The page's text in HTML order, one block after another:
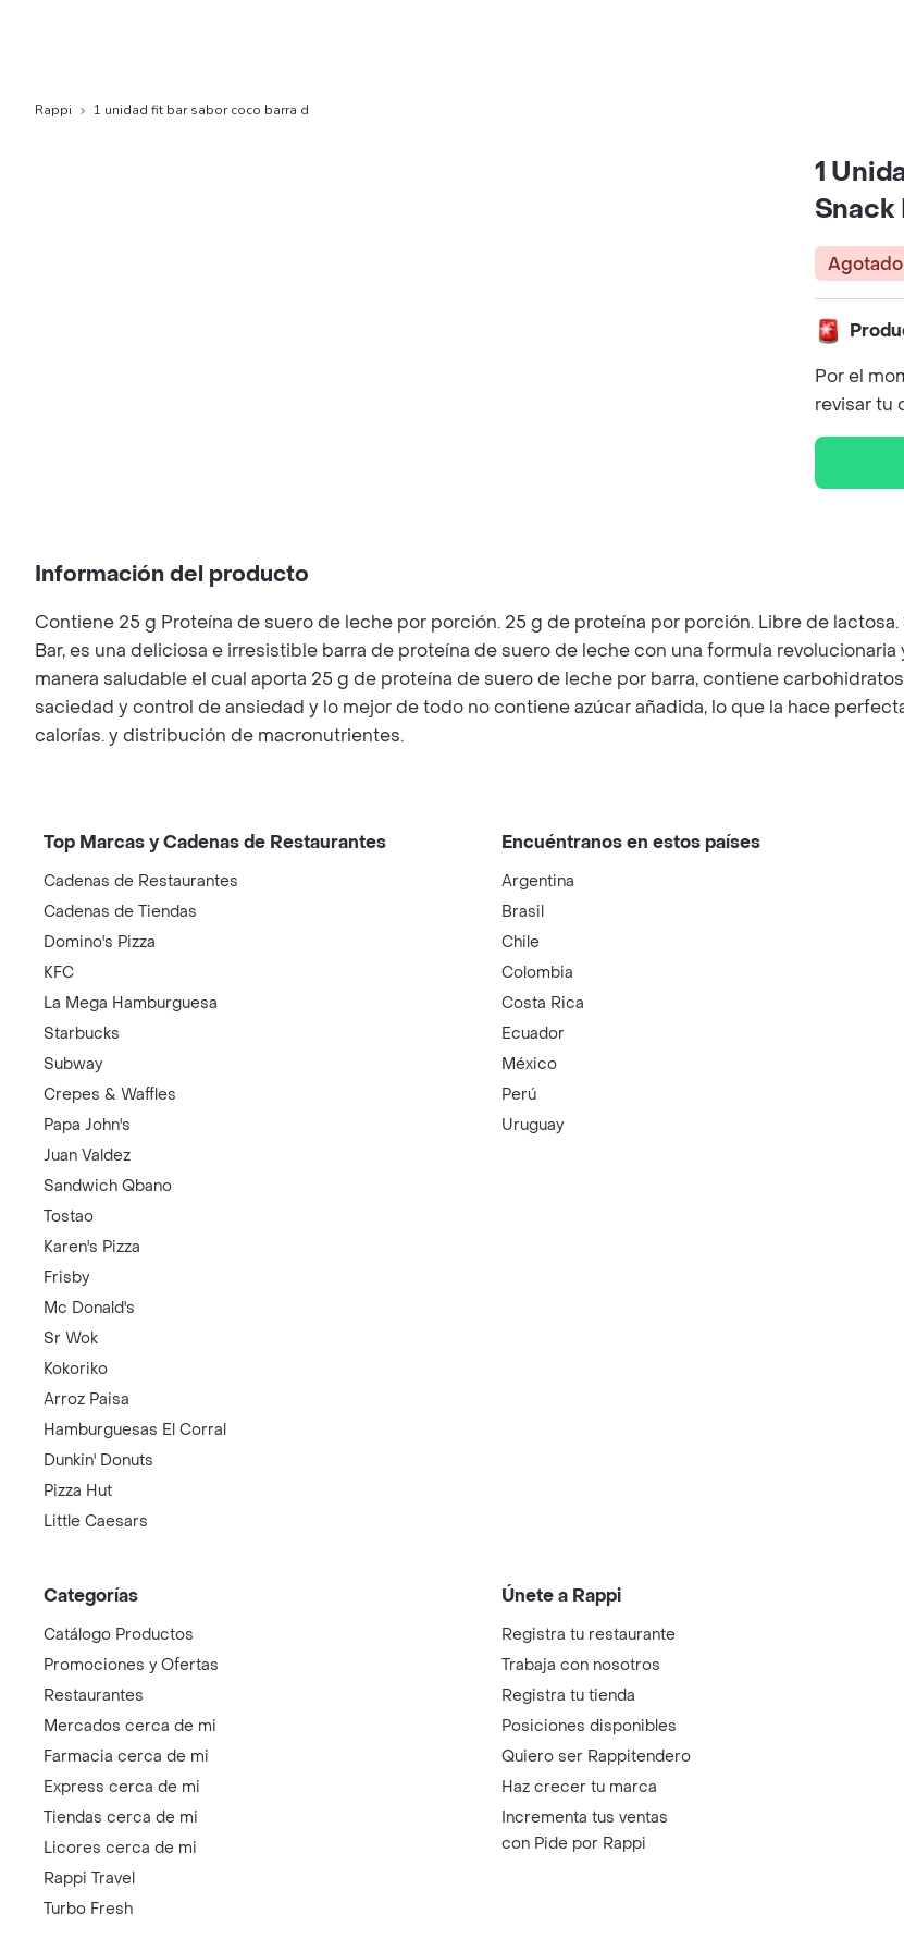
Rappi 1 unidad fit bar sabor coco barra d
1
Agotado
Por el
revisar tu
Información del producto
Contiene 25 g Proteína de suero de leche por porción. 25 g de proteína por porción. Libre de lactosa.
Bar, es una deliciosa e irresistible barra de proteína de suero de leche con una formula
manera saludable el cual aporta 25 g de proteína de suero de leche por barra, contiene
saciedad y control de ansiedad y lo mejor de todo no contiene azúcar añadida, lo que la hace
calorías. y distribución de macronutrientes.
Top Marcas y Cadenas de Restaurantes
Cadenas de Restaurantes
Cadenas de Tiendas
Domino's Pizza
KFC
La Mega Hamburguesa
Starbucks
Subway
Crepes & Waffles
Papa John's
Juan Valdez
Sandwich Qbano
Tostao
Karen's Pizza
Frisby
Mc Donald's
Sr Wok
Kokoriko
Arroz Paisa
Hamburguesas El Corral
Dunkin' Donuts
Pizza Hut
Little Caesars
Encuéntranos en estos países
Argentina
Brasil
Chile
Colombia
Costa Rica
Ecuador
México
Perú
Uruguay
Categorías
Catálogo Productos
Promociones y Ofertas
Restaurantes
Mercados cerca de mi
Farmacia cerca de mi
Express cerca de mi
Tiendas cerca de mi
Licores cerca de mi
Rappi Travel
Turbo Fresh
Únete a Rappi
Registra tu restaurante
Trabaja con nosotros
Registra tu tienda
Posiciones disponibles
Quiero ser Rappitendero
Haz crecer tu marca
Incrementa tus ventas
con Pide por Rappi